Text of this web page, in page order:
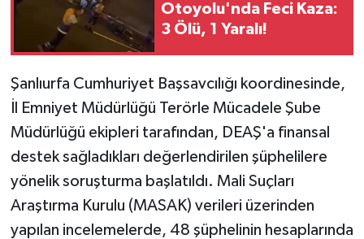
Otoyolu'nda Feci Kaza:
3 Ölü, 1 Yaralı!
Şanlıurfa Cumhuriyet Başsavcılığı koordinesinde,
İl Emniyet Müdürlüğü Terörle Mücadele Şube
Müdürlüğü ekipleri tarafından, DEAŞ'a finansal
destek sağladıkları değerlendirilen şüphelilere
yönelik soruşturma başlatıldı. Mali Suçları
Araştırma Kurulu (MASAK) verileri üzerinden
yapılan incelemelerde, 48 şüphelinin hesaplarında
Siyaset
Sonsöz Özel
Spor
Vasıta
Yaşam